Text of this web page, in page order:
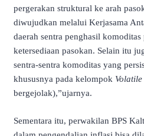
pergerakan struktural ke arah
diwujudkan melalui Kerjasama
daerah sentra penghasil
ketersediaan pasokan. Selain itu
sentra-sentra komoditas yang
khususnya pada kelompok Volatile
bergejolak),”ujarnya.
Sementara itu, perwakilan BPS